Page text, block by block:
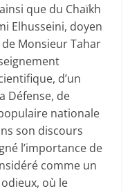
que du Chaïkh
Elhusseini, doyen
de Monsieur Tahar
d’un
Défense, de
nationale
son discours
l’importance de
comme un
où le